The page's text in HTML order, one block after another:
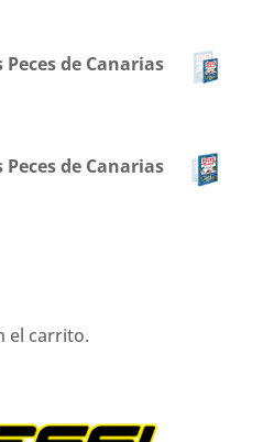
de Canarias
de Canarias
el carrito.